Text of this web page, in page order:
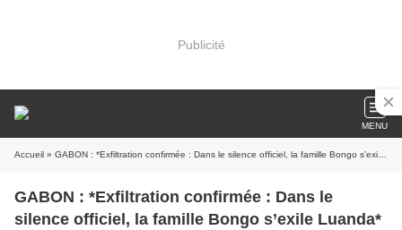
Publicité
MENU
Accueil » GABON : *Exfiltration confirmée : Dans le silence officiel, la famille Bongo s’exile Luanda*
GABON : *Exfiltration confirmée : Dans le
silence officiel, la famille Bongo s’exile Luanda*